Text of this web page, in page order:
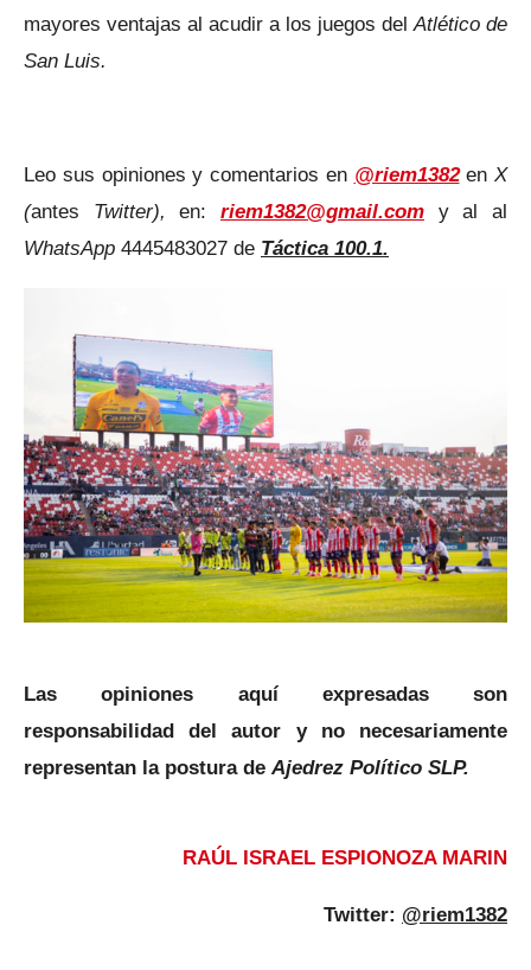
mayores ventajas al acudir a los juegos del Atlético de
San Luis.
Leo sus opiniones y comentarios en @riem1382 en X
(antes Twitter),en:riem1382@gmail.com y al al
WhatsApp 4445483027 de Táctica 100.1.
Las opiniones aquí expresadas son
responsabilidad del autor y no necesariamente
representan la postura de Ajedrez Político SLP.
RAÚL ISRAEL ESPIONOZA MARIN
Twitter: @riem1382